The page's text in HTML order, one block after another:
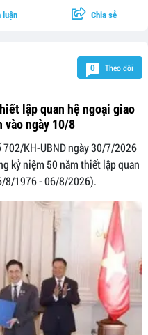
luận Chia sẻ
0 Theo dõi
lập quan hệ ngoại giao
vào ngày 10/8
702/KH-UBND ngày 30/7/2026
kỷ niệm 50 năm thiết lập quan
8/1976 - 06/8/2026).